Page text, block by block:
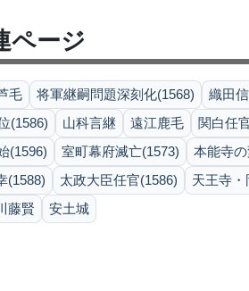
ページ
毛 将軍継嗣問題深刻化(1568)
織田
(1586) 山科言継 遠江鹿毛
関白任
(1596) 室町幕府滅亡(1573)
本能寺
(1588) 太政大臣任官(1586)
天王寺・
藤賢 安土城